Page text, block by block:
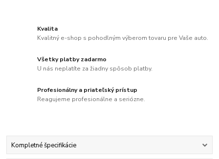
Kvalita
Kvalitný e-shop s pohodlným výberom tovaru pre Vaše auto.
Všetky platby zadarmo
U nás neplatíte za žiadny spôsob platby.
Profesionálny a priateľský prístup
Reagujeme profesionálne a seriózne.
Kompletné špecifikácie